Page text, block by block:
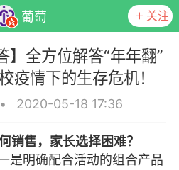
葡萄 关注
】全方位解答“年年翻”
疫情下的生存危机！
• 2020-05-18 17:36
销售，家长选择困难？
是明确配合活动的组合产品